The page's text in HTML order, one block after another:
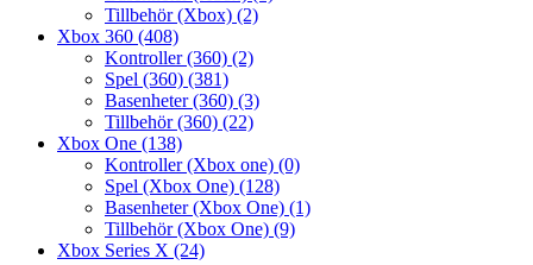
Tillbehör (Xbox) (2)
Xbox 360 (408)
Kontroller (360) (2)
Spel (360) (381)
Basenheter (360) (3)
Tillbehör (360) (22)
Xbox One (138)
Kontroller (Xbox one) (0)
Spel (Xbox One) (128)
Basenheter (Xbox One) (1)
Tillbehör (Xbox One) (9)
Xbox Series X (24)